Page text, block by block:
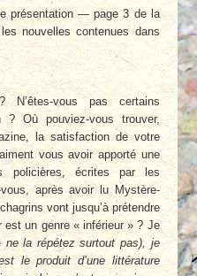
présentation — page 3 de la
nouvelles contenues dans
vous pas certains
? Où pouviez-vous trouver,
la satisfaction de votre
vous avoir apporté une
policières, écrites par les
après avoir lu Mystère-
vont jusqu’à prétendre
est un genre « inférieur » ? Je
ne la répétez surtout pas), je
le produit d’une littérature